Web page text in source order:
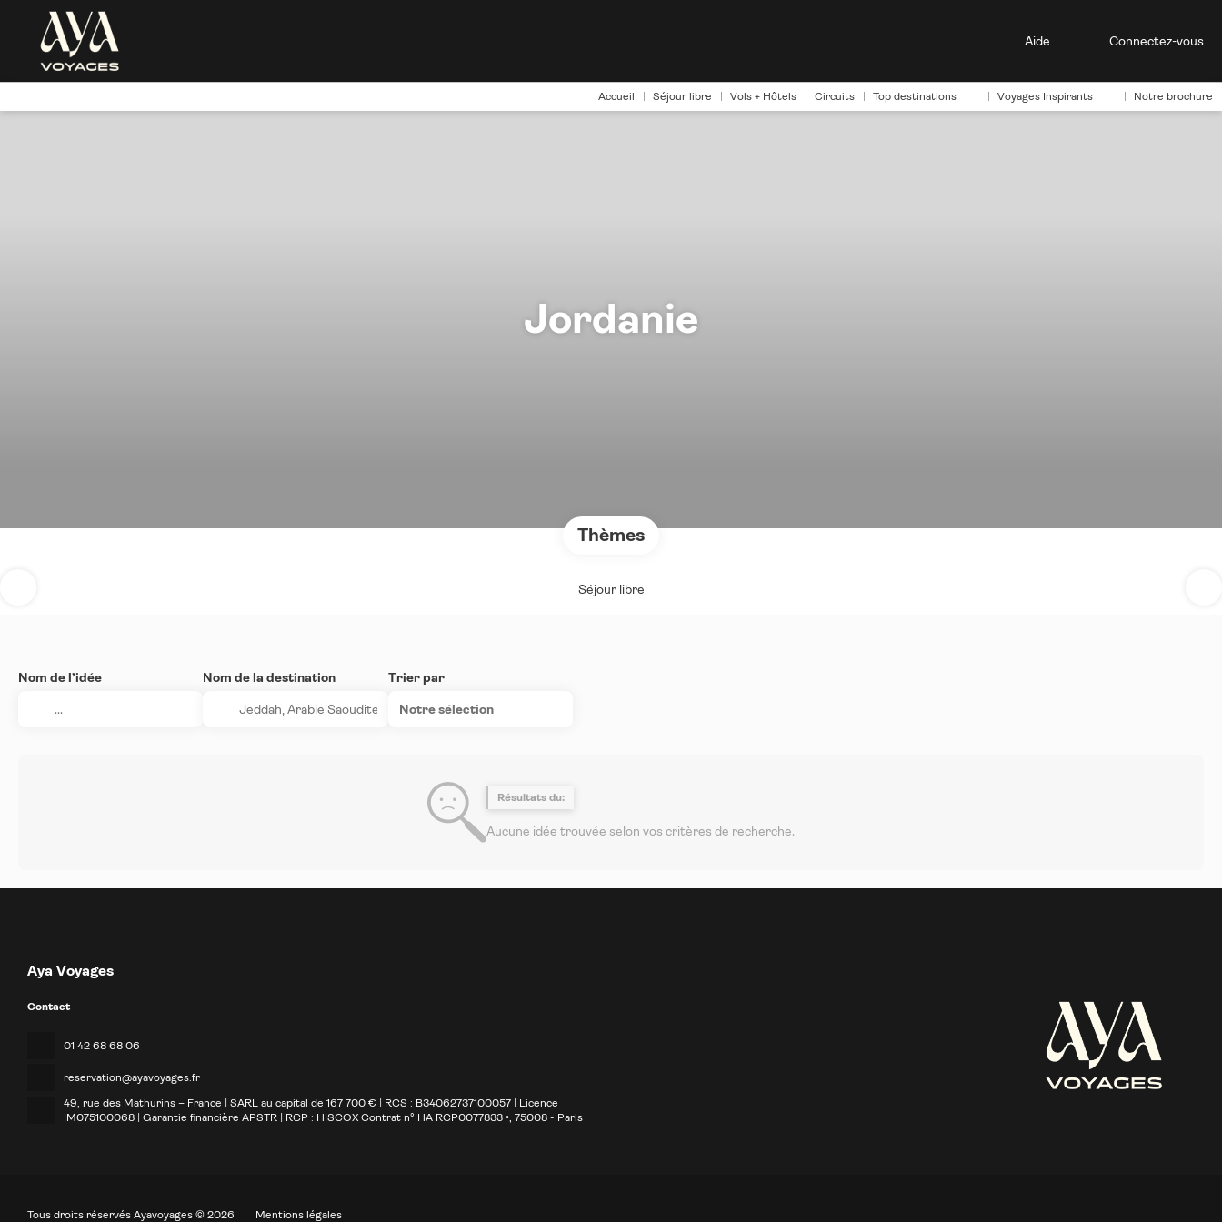
Aide Connectez-vous
Accueil Séjour libre Vols + Hôtels Circuits Top destinations Voyages Inspirants Notre brochure
Jordanie
Thèmes
Séjour libre
Nom de l’idée Nom de la destination Trier par
Notre sélection
Résultats du:
Aucune idée trouvée selon vos critères de recherche.
Aya Voyages
Contact
01 42 68 68 06
reservation@ayavoyages.fr
49, rue des Mathurins – France | SARL au capital de 167 700 € | RCS : B34062737100057 | Licence
IM075100068 | Garantie financière APSTR | RCP : HISCOX Contrat n° HA RCP0077833 •, 75008 - Paris
Tous droits réservés Ayavoyages © 2026 Mentions légales